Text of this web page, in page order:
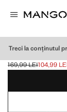
Treci la conținutul
ROCHIE CU
Preț inițial tăiat
169,99 LEI
Preț actual [104,99
104,99
Selectează o culoare